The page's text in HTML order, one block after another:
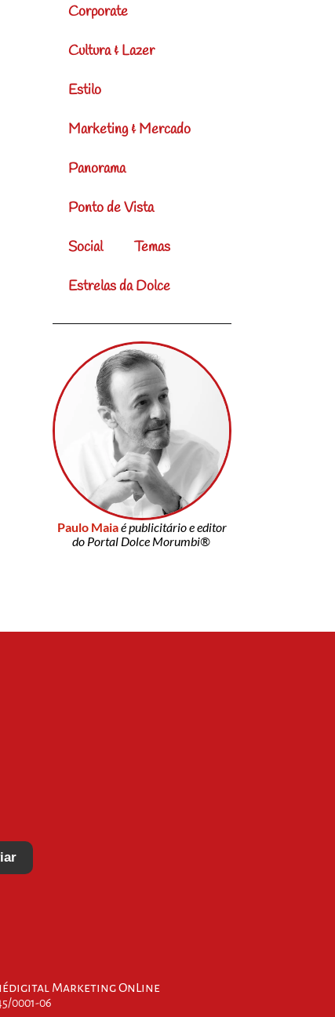
Corporate
Cultura & Lazer
Estilo
Marketing & Mercado
Panorama
Ponto de Vista
Social Temas
Estrelas da Dolce
Paulo Maiaé publicitário e editor
do Portal Dolce Morumbi®
Marketing OnLine
0001-06